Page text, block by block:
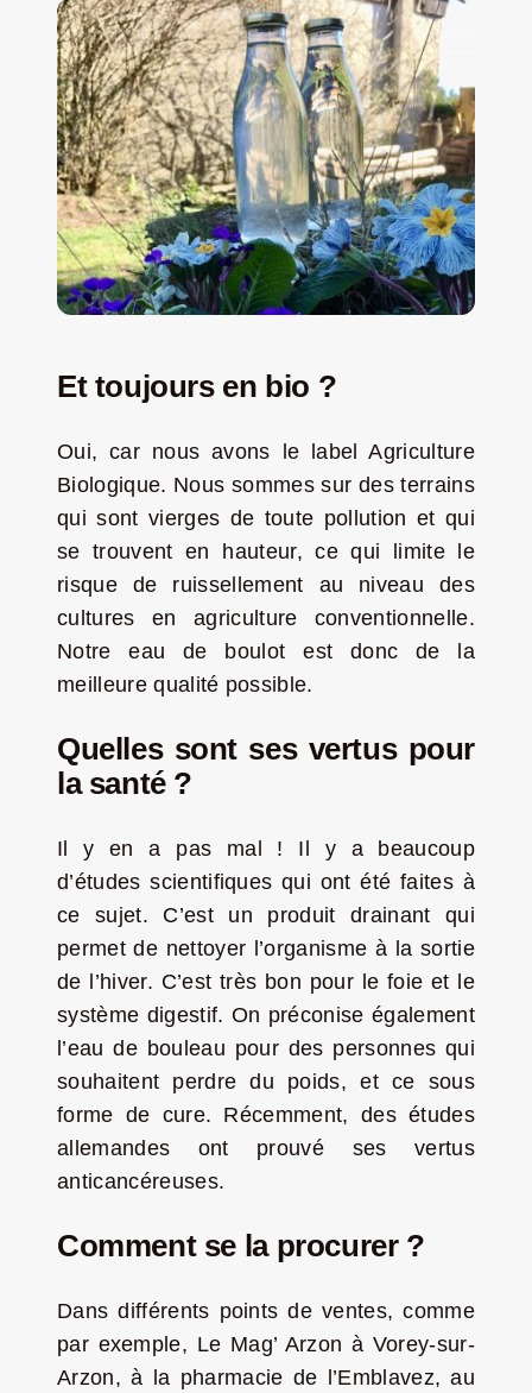
Et toujours en bio ?
Oui, car nous avons le label Agriculture
Biologique. Nous sommes sur des terrains
qui sont vierges de toute pollution et qui
se trouvent en hauteur, ce qui limite le
risque de ruissellement au niveau des
cultures en agriculture conventionnelle.
Notre eau de boulot est donc de la
meilleure qualité possible.
Quelles sont ses vertus pour
la santé ?
Il y en a pas mal ! Il y a beaucoup
d’études scientifiques qui ont été faites à
ce sujet. C’est un produit drainant qui
permet de nettoyer l’organisme à la sortie
de l’hiver. C’est très bon pour le foie et le
système digestif. On préconise également
l’eau de bouleau pour des personnes qui
souhaitent perdre du poids, et ce sous
forme de cure. Récemment, des études
allemandes ont prouvé ses vertus
anticancéreuses.
Comment se la procurer ?
Dans différents points de ventes, comme
par exemple, Le Mag’ Arzon à Vorey-sur-
Arzon, à la pharmacie de l’Emblavez, au